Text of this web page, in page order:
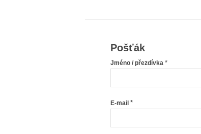
Pošťák
Jméno / přezdívka *
E-mail *